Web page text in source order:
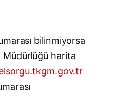
bilinmiyorsa
Müdürlüğü harita